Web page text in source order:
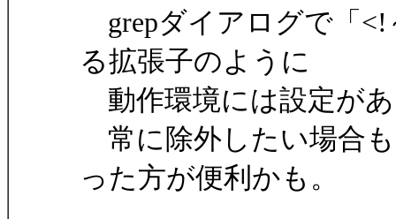
grepダイアログで「<!
る拡張子のように
動作環境には設定が
常に除外したい場合
った方が便利かも。